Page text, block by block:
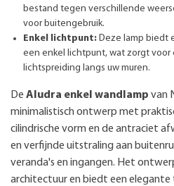
bestand tegen verschillende
voor buitengebruik.
Enkel lichtpunt: Deze lamp biedt
een enkel lichtpunt, wat zorgt
lichtspreiding langs uw muren.
De Aludra enkel wandlamp van
minimalistisch ontwerp met
cilindrische vorm en de antraciet
en verfijnde uitstraling aan
veranda's en ingangen. Het
architectuur en biedt een